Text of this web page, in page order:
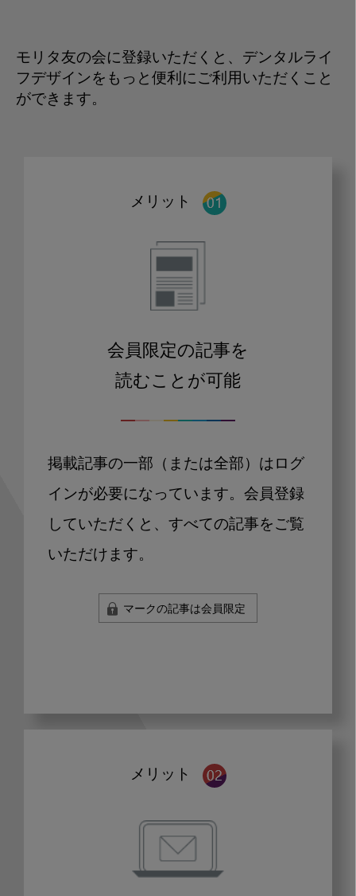
モリタ友の会に登録いただくと、デンタルライ
フデザインをもっと便利にご利用いただくこと
ができます。
メリット
会員限定の記事を
読むことが可能
掲載記事の一部（または全部）はログ
インが必要になっています。会員登録
していただくと、すべての記事をご覧
いただけます。
マークの記事は会員限定
メリット